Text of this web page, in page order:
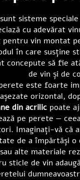
sisteme
cu adevărat
pentru vin
în care susține
să fie
de vin și de
este foarte
orizontal,
din acrilic poate
pe perete —
Imaginați-vă
de a împărtăși
alte materiale
de vin